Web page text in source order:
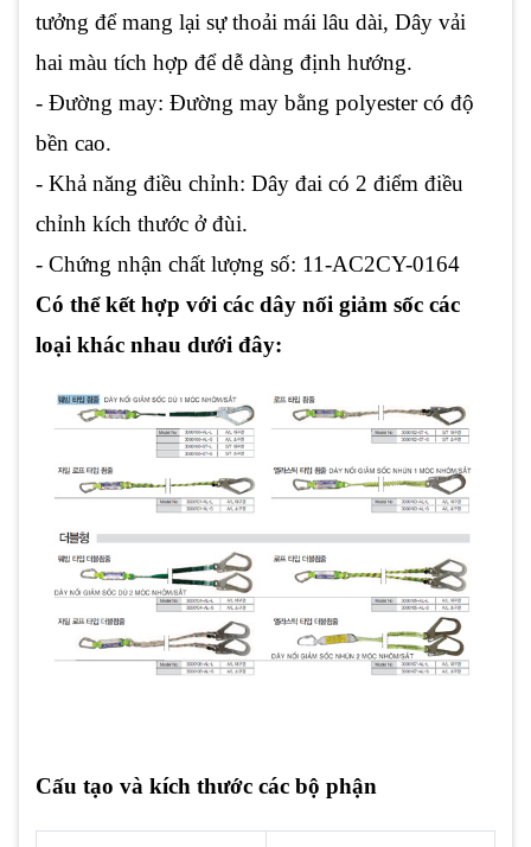
tưởng để mang lại sự thoải mái lâu dài, Dây vải
hai màu tích hợp để dễ dàng định hướng.
- Đường may: Đường may bằng polyester có độ
bền cao.
- Khả năng điều chỉnh: Dây đai có 2 điểm điều
chỉnh kích thước ở đùi.
- Chứng nhận chất lượng số: 11-AC2CY-0164
Có thể kết hợp với các dây nối giảm sốc các
loại khác nhau dưới đây:
Cấu tạo và kích thước các bộ phận